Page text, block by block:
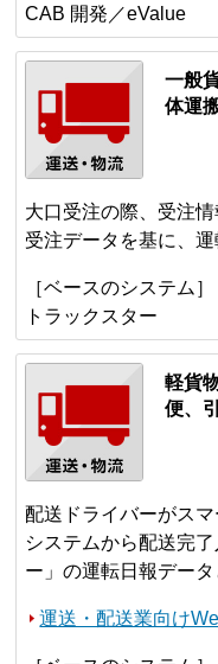
CAB 開発／eValue
一般
体運
大口受注の際、受注
受注データを基に、
［ベースのシステム］
トラックスター
軽貨
便、
配送ドライバーがス
システムから配送完
ー」の運転日報デー
運送・配送業向け